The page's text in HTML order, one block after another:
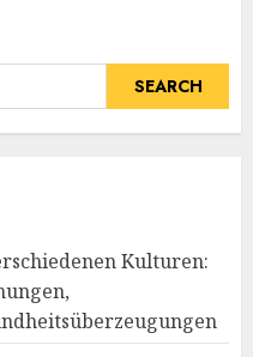
Kulturen: